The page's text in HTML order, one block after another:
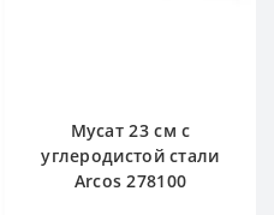
Мусат 23 см с
углеродистой стали
Arcos 278100